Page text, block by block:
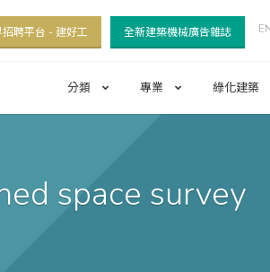
招聘平台 - 建好工 全新建築機械廣告雜誌
分類 專業 綠化建築
space survey